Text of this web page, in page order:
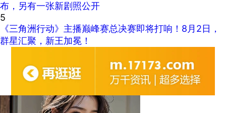
布，另有一张新剧照公开
5
《三角洲行动》主播巅峰赛总决赛即将打响！8月2日，
群星汇聚，新王加冕！